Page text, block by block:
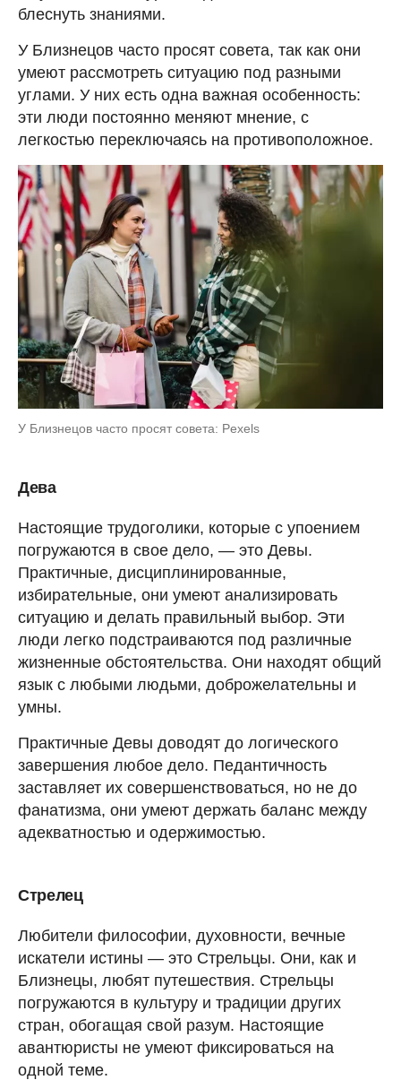
блеснуть знаниями.
У Близнецов часто просят совета, так как они
умеют рассмотреть ситуацию под разными
углами. У них есть одна важная особенность:
эти люди постоянно меняют мнение, с
легкостью переключаясь на противоположное.
У Близнецов часто просят совета: Pexels
Дева
Настоящие трудоголики, которые с упоением
погружаются в свое дело, — это Девы.
Практичные, дисциплинированные,
избирательные, они умеют анализировать
ситуацию и делать правильный выбор. Эти
люди легко подстраиваются под различные
жизненные обстоятельства. Они находят общий
язык с любыми людьми, доброжелательны и
умны.
Практичные Девы доводят до логического
завершения любое дело. Педантичность
заставляет их совершенствоваться, но не до
фанатизма, они умеют держать баланс между
адекватностью и одержимостью.
Стрелец
Любители философии, духовности, вечные
искатели истины — это Стрельцы. Они, как и
Близнецы, любят путешествия. Стрельцы
погружаются в культуру и традиции других
стран, обогащая свой разум. Настоящие
авантюристы не умеют фиксироваться на
одной теме.